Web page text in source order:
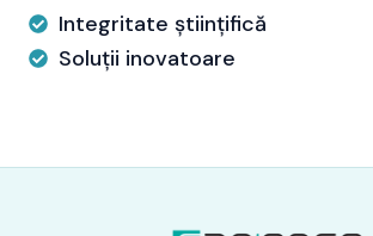
Integritate științifică
Soluții inovatoare